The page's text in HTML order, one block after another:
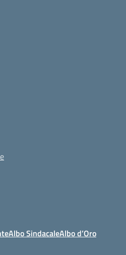
Albo SindacaleAlbo d’Oro